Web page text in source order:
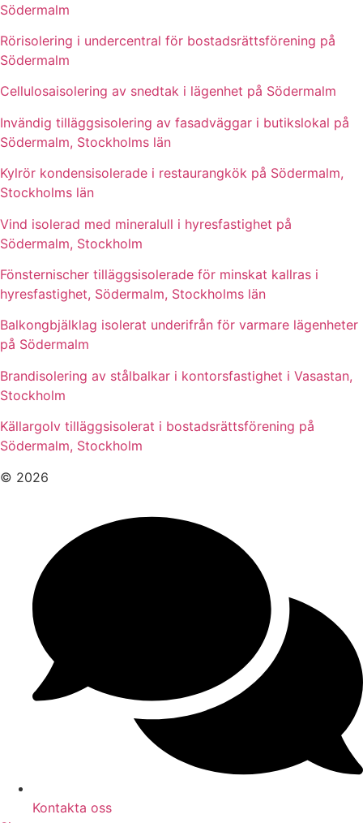
Södermalm
Rörisolering i undercentral för bostadsrättsförening på
Södermalm
Cellulosaisolering av snedtak i lägenhet på Södermalm
Invändig tilläggsisolering av fasadväggar i butikslokal på
Södermalm, Stockholms län
Kylrör kondensisolerade i restaurangkök på Södermalm,
Stockholms län
Vind isolerad med mineralull i hyresfastighet på
Södermalm, Stockholm
Fönsternischer tilläggsisolerade för minskat kallras i
hyresfastighet, Södermalm, Stockholms län
Balkongbjälklag isolerat underifrån för varmare lägenheter
på Södermalm
Brandisolering av stålbalkar i kontorsfastighet i Vasastan,
Stockholm
Källargolv tilläggsisolerat i bostadsrättsförening på
Södermalm, Stockholm
© 2026
Kontakta oss